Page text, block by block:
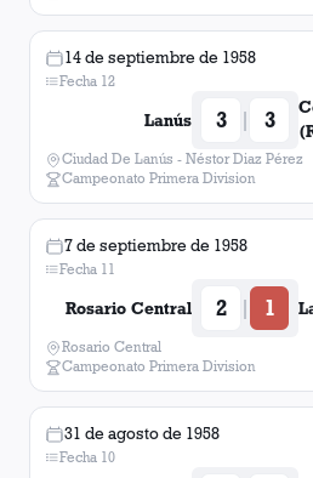
14 de septiembre de 1958
Fecha 12
Lanús 3 | 3
Ciudad De Lanús - Néstor Diaz Pérez
Campeonato Primera Division
7 de septiembre de 1958
Fecha 11
Rosario Central 2 | 1
Rosario Central
Campeonato Primera Division
31 de agosto de 1958
Fecha 10